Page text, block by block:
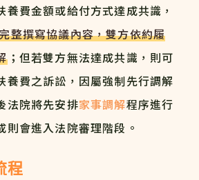
養費金額或給付方式達成共識，
整撰寫協議內容，雙方依約履
；但若雙方無法達成共識，則可
養費之訴訟，因屬強制先行調解
法院將先安排家事調解程序進行
則會進入法院審理階段。
程